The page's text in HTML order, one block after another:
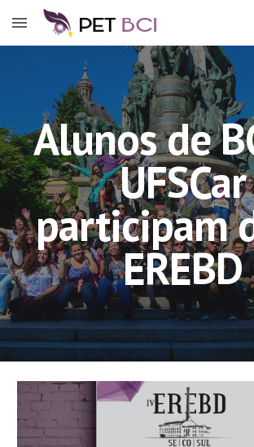
Skip to main content
Alunos de
UFSCar
participam
EREBD